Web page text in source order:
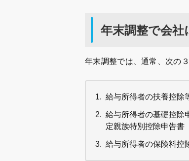
年末調整で会社
年末調整では、通常、次の
給与所得者の扶養控除
給与所得者の基礎控除
定親族特別控除申告書
給与所得者の保険料控